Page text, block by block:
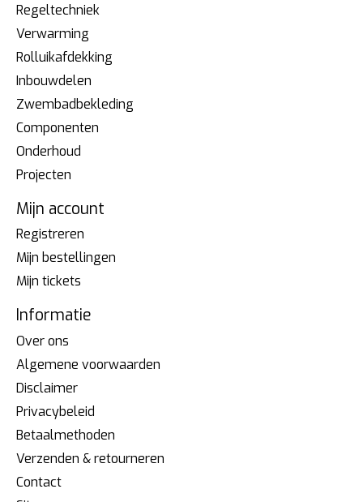
Regeltechniek
Verwarming
Rolluikafdekking
Inbouwdelen
Zwembadbekleding
Componenten
Onderhoud
Projecten
Mijn account
Registreren
Mijn bestellingen
Mijn tickets
Informatie
Over ons
Algemene voorwaarden
Disclaimer
Privacybeleid
Betaalmethoden
Verzenden & retourneren
Contact